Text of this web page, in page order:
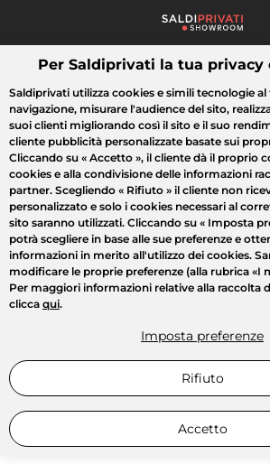
Cosa cerchi?
Tutte le vendite Moda Casa Bellezza
Per Saldiprivati la tua privacy
Saldiprivati utilizza cookies e simili tecnologie al
navigazione, misurare l'audience del sito,
suoi clienti migliorando così il sito e il suo
cliente pubblicità personalizzate basate sui
Cliccando su « Accetto », il cliente dà il proprio
cookies e alla condivisione delle informazioni
partner. Scegliendo « Rifiuto » il cliente non
personalizzato e solo i cookies necessari al
sito saranno utilizzati. Cliccando su « Imposta
potrà scegliere in base alle sue preferenze e
informazioni in merito all'utilizzo dei cookies.
modificare le proprie preferenze (alla rubrica «I
Per maggiori informazioni relative alla raccolta
clicca qui.
Imposta preferenze
Rifiuto
Accetto